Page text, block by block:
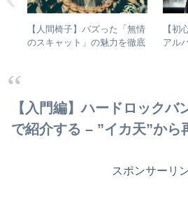
【人間椅子】バズった「無情
のスキャット」の魅力を徹底
【初
アル
【入門編】ハードロックバ
で紹介する – ”イカ天”から
スポンサーリ